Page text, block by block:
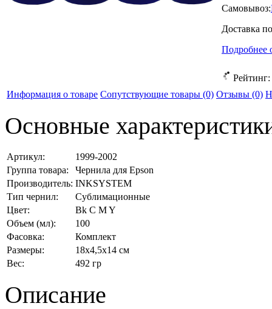
Самовывоз:
Доставка
Подробнее
Рейтинг:
Информация о товаре Сопутствующие товары (0) Отзывы (0)
Основные
Артикул:
1999-2002
Группа товара:
Чернила для Epson
Производитель: INKSYSTEM
Тип чернил:
Сублимационные
Цвет:
Bk C M Y
Объем (мл):
100
Фасовка:
Комплект
Размеры:
18x4,5x14 см
Вес:
492 гр
Описание